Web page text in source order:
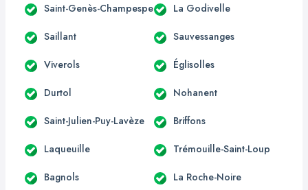
Saint-Genès-Champespe La Godivelle
Saillant Sauvessanges
Viverols Églisolles
Durtol Nohanent
Saint-Julien-Puy-Lavèze Briffons
Laqueuille Trémouille-Saint-Loup
Bagnols La Roche-Noire